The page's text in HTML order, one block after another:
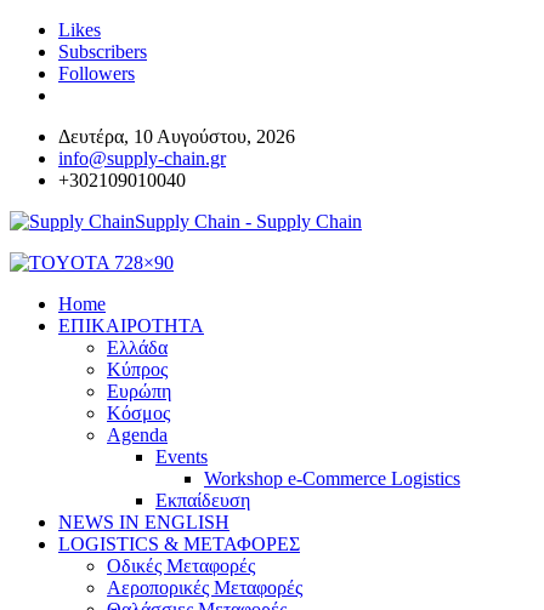
Likes
Subscribers
Followers
Δευτέρα, 10 Αυγούστου, 2026
info@supply-chain.gr
+302109010040
Supply Chain - Supply Chain
Home
ΕΠΙΚΑΙΡΟΤΗΤΑ
Ελλάδα
Κύπρος
Ευρώπη
Κόσμος
Agenda
Events
Workshop e-Commerce Logistics
Εκπαίδευση
NEWS IN ENGLISH
LOGISTICS & ΜΕΤΑΦΟΡΕΣ
Οδικές Μεταφορές
Αεροπορικές Μεταφορές